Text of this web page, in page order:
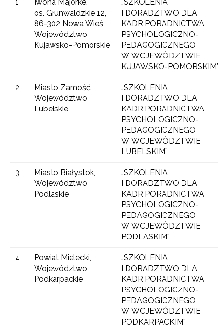
1
Iwona Majorke,
os. Grunwaldzkie 12,
86-302 Nowa Wieś,
Województwo
Kujawsko-Pomorskie
„SZKOLENIA
I DORADZTWO DLA
KADR PORADNICTWA
PSYCHOLOGICZNO-
PEDAGOGICZNEGO
W WOJEWÓDZTWIE
KUJAWSKO-
2
Miasto Zamość,
Województwo
Lubelskie
„SZKOLENIA
I DORADZTWO DLA
KADR PORADNICTWA
PSYCHOLOGICZNO-
PEDAGOGICZNEGO
W WOJEWÓDZTWIE
LUBELSKIM”
3
Miasto Białystok,
Województwo
Podlaskie
„SZKOLENIA
I DORADZTWO DLA
KADR PORADNICTWA
PSYCHOLOGICZNO-
PEDAGOGICZNEGO
W WOJEWÓDZTWIE
PODLASKIM”
4
Powiat Mielecki,
Województwo
Podkarpackie
„SZKOLENIA
I DORADZTWO DLA
KADR PORADNICTWA
PSYCHOLOGICZNO-
PEDAGOGICZNEGO
W WOJEWÓDZTWIE
PODKARPACKIM”